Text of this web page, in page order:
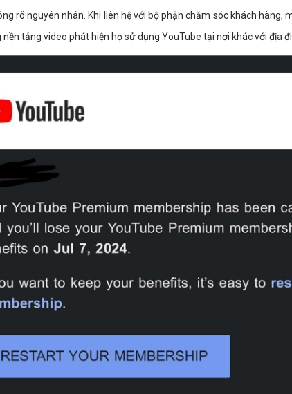
rõ nguyên nhân. Khi liên hệ với bộ phận chăm sóc khách hàng,
tảng video phát hiện họ sử dụng YouTube tại nơi khác với địa